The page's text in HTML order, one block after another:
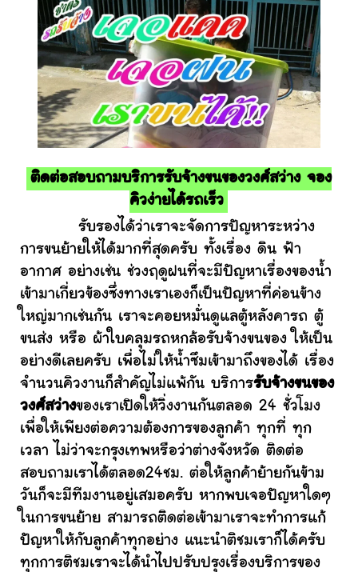
ติดต่อสอบถามบริการรับจ้างขนของวงศ์สว่าง จอง
คิวง่ายได้รถเร็ว
รับรองได้ว่าเราจะจัดการปัญหาระหว่าง
การขนย้ายให้ได้มากที่สุดครับ ทั้งเรื่อง ดิน ฟ้า
อากาศ อย่างเช่น ช่วงฤดูฝนที่จะมีปัญหาเรื่องของน้ำ
เข้ามาเกี่ยวข้องซึ่งทางเราเองก็เป็นปัญหาที่ค่อนข้าง
ใหญ่มากเช่นกัน เราจะคอยหมั่นดูแลตู้หลังคารถ ตู้
ขนส่ง หรือ ผ้าใบคลุมรถหกล้อรับจ้างขนของ ให้เป็น
อย่างดีเลยครับ เพื่อไม่ให้น้ำซึมเข้ามาถึงของได้ เรื่อง
จำนวนคิวงานก็สำคัญไม่แพ้กัน บริการรับจ้างขนของ
วงศ์สว่างของเราเปิดให้วิ่งงานกันตลอด 24 ชั่วโมง
เพื่อให้เพียงต่อความต้องการของลูกค้า ทุกที่ ทุก
เวลา ไม่ว่าจะกรุงเทพหรือว่าต่างจังหวัด ติดต่อ
สอบถามเราได้ตลอด24ชม. ต่อให้ลูกค้าย้ายกันข้าม
วันก็จะมีทีมงานอยู่เสมอครับ หากพบเจอปัญหาใดๆ
ในการขนย้าย สามารถติดต่อเข้ามาเราจะทำการแก้
ปัญหาให้กับลูกค้าทุกอย่าง แนะนำติชมเราก็ได้ครับ
ทุกการติชมเราจะได้นำไปปรับปรุงเรื่องบริการของ